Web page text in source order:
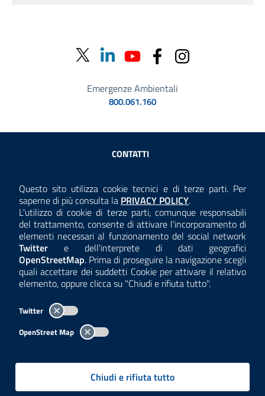
Questo sito utilizza cookie tecnici e di terze parti. Per
saperne di più consulta la Consulta la
PRIVACY POLICY.
L'utilizzo di cookie di terze parti, comunque responsabili
del trattamento, consente di attivare l'incorporamento di
elementi necessari al funzionamento del social network
Twitter e dell'interprete di dati geografici
OpenStreetMap. Prima di proseguire la navigazione scegli
quali accettare dei suddetti Cookie per attivare il relativo
elemento, oppure clicca su "Chiudi e rifiuta tutto".
Twitter
OpenStreet Map
Chiudi e rifiuta tutto
Emergenze Ambientali
800.061.160
Sezione Link Utili
CONTATTI
ANTICORRUZIONE
ACCESSIBILITÀ
COOKIE E PRIVACY
TEMI A-Z
Per l'utilizzo del logo e dei dati fare riferimento al regolamento
consultabile aquesta pagina